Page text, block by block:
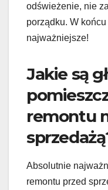
odświeżenie, nie
porządku. W
najważniejsze!
Jakie są
remontu
Absolutnie
remontu przed